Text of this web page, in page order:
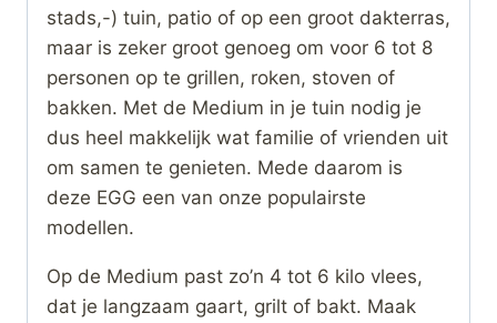
stads,-) tuin, patio of op een groot dakterras,
maar is zeker groot genoeg om voor 6 tot 8
personen op te grillen, roken, stoven of
bakken. Met de Medium in je tuin nodig je
dus heel makkelijk wat familie of vrienden uit
om samen te genieten. Mede daarom is
deze EGG een van onze populairste
modellen.
Op de Medium past zo’n 4 tot 6 kilo vlees,
dat je langzaam gaart, grilt of bakt. Maak